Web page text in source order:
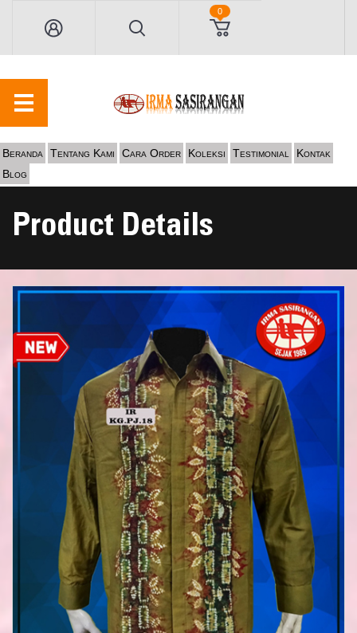
0
Beranda Tentang Kami Cara Order Koleksi Testimonial
Kontak
Blog
Product Details